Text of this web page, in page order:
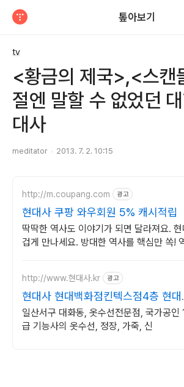
톺아보기
tv
<황금의 제국>,<스캔
절엔 말할 수 없었던
대사
meditator 2013. 7. 2. 10:15
http://m.coupang.com 광고
현대사 쿠팡 와우회원 5% 캐시적립
딱딱한 역사도 이야기가 되면 달라져요.
겁게 만나세요. 방대한 역사를 핵심만 쏙!
http://www.현대사.kr 광고
현대사 현대백화점킨텍스점4층 현대
백화점 킨텍스점4층수선실
일산서구 대화동, 옷수선전문점, 국가공인
급 기능사의 옷수선, 정장, 가죽, 신